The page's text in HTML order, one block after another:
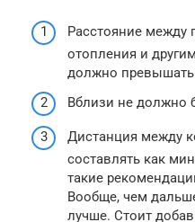
Расстояние
отопления и
должно превышать
Вблизи не должно
Дистанция между
составлять как
такие
Вообще, чем
лучше. Стоит